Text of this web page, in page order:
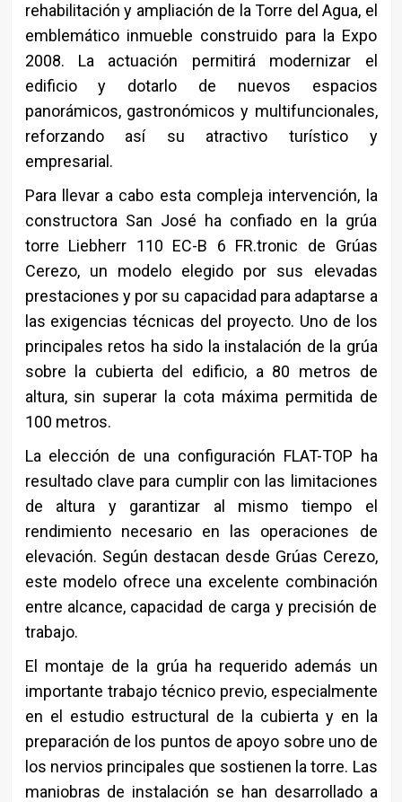
rehabilitación y ampliación de la Torre del Agua, el
emblemático inmueble construido para la Expo
2008. La actuación permitirá modernizar el
edificio y dotarlo de nuevos espacios
panorámicos, gastronómicos y multifuncionales,
reforzando así su atractivo turístico y
empresarial.
Para llevar a cabo esta compleja intervención, la
constructora San José ha confiado en la grúa
torre Liebherr 110 EC-B 6 FR.tronic de Grúas
Cerezo, un modelo elegido por sus elevadas
prestaciones y por su capacidad para adaptarse a
las exigencias técnicas del proyecto. Uno de los
principales retos ha sido la instalación de la grúa
sobre la cubierta del edificio, a 80 metros de
altura, sin superar la cota máxima permitida de
100 metros.
La elección de una configuración FLAT-TOP ha
resultado clave para cumplir con las limitaciones
de altura y garantizar al mismo tiempo el
rendimiento necesario en las operaciones de
elevación. Según destacan desde Grúas Cerezo,
este modelo ofrece una excelente combinación
entre alcance, capacidad de carga y precisión de
trabajo.
El montaje de la grúa ha requerido además un
importante trabajo técnico previo, especialmente
en el estudio estructural de la cubierta y en la
preparación de los puntos de apoyo sobre uno de
los nervios principales que sostienen la torre. Las
maniobras de instalación se han desarrollado a